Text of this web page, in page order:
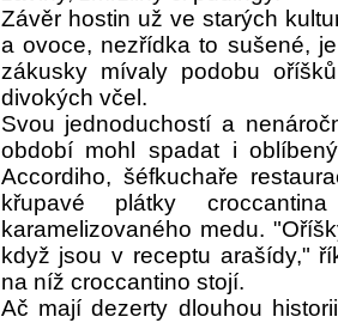
Závěr hostin už ve starých
a ovoce, nezřídka to sušené,
zákusky mívaly podobu
divokých včel.
Svou jednoduchostí a
období mohl spadat i
Accordiho, šéfkuchaře
křupavé plátky
karamelizovaného medu.
když jsou v receptu arašídy,"
na níž croccantino stojí.
Ač mají dezerty dlouhou